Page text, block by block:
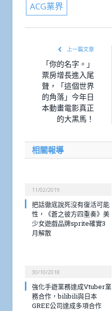
ACG業界
上一篇文章
「你的名字。」
票房增長進入尾
聲，「這個世界
的角落」今年日
本動畫電影真正
的大黑馬！
相關報導
11/02/2019
把話徹底說死沒有復活可能
性，《蒼之彼方四重奏》美
少女遊戲品牌sprite確實3
月解散
30/10/2018
強化手遊業務達成Vtuber業
務合作，bilibili與日本
GREE公司達成多項合作